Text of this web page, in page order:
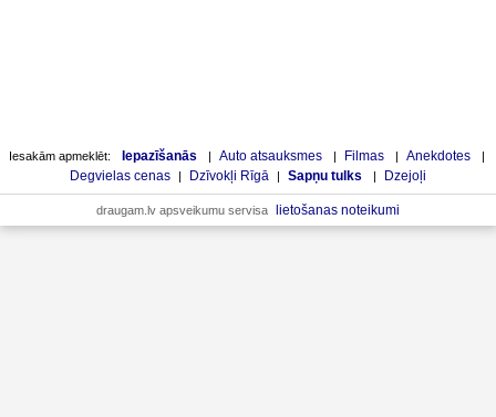
Iesakām apmeklēt: Iepazīšanās | Auto atsauksmes | Filmas | Anekdotes |
Degvielas cenas | Dzīvokļi Rīgā | Sapņu tulks | Dzejoļi
draugam.lv apsveikumu servisa lietošanas noteikumi